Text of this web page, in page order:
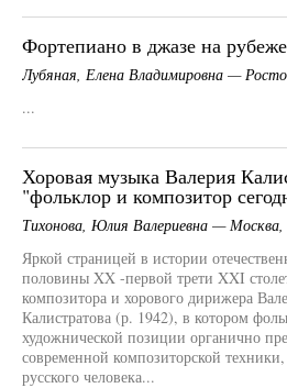
Фортепиано в джазе на
Лубяная, Елена Владимировна —
...
Хоровая музыка Валерия
"фольклор и композитор
Тихонова, Юлия Валериевна — Москва,
Яркой страницей в истории
половины XX -первой трети XXI
композитора и хорового дирижера
Калистратова (р. 1942), в котором
художнической позиции органично
современной композиторской
русского человека...